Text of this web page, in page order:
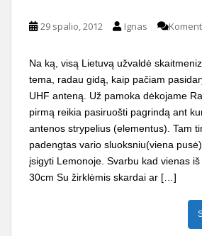
29 spalio, 2012 Ignas
Na ką, visą Lietuvą užvaldė
tema, radau gidą, kaip pačiam
UHF anteną. Už pamoka dėkojame
pirmą reikia pasiruošti pagrindą ant
antenos strypelius (elementus). Tam
padengtas vario sluoksniu(viena
įsigyti Lemonoje. Svarbu kad vienas
30cm Su žirklėmis skardai ar […]